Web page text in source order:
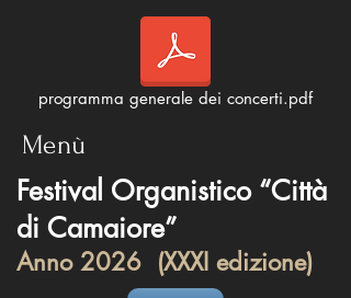
programma generale dei concerti.pdf
Menù
Festival Organistico “Città
di Camaiore”
Anno 2026 (XXXI edizione)